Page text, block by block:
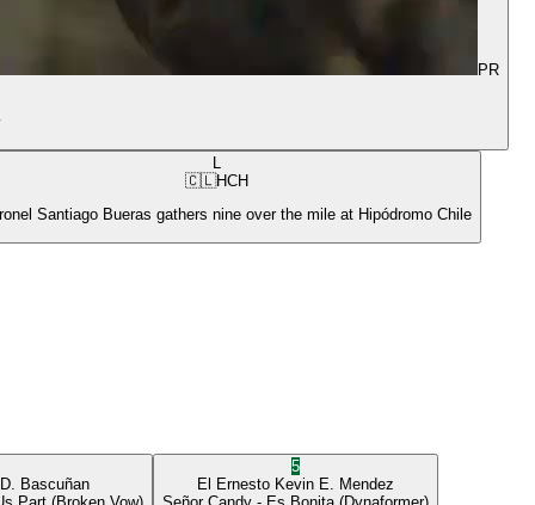
PR
L
🇨🇱HCH
Santiago Bueras gathers nine over the mile at Hipódromo Chile
Bascuñan
5
El Ernesto Kevin E. Mendez